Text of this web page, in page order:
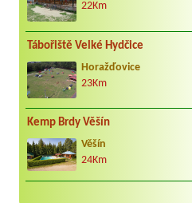
22Km
Tábořiště Velké Hydčice
Horažďovice
23Km
Kemp Brdy Věšín
Věšín
24Km